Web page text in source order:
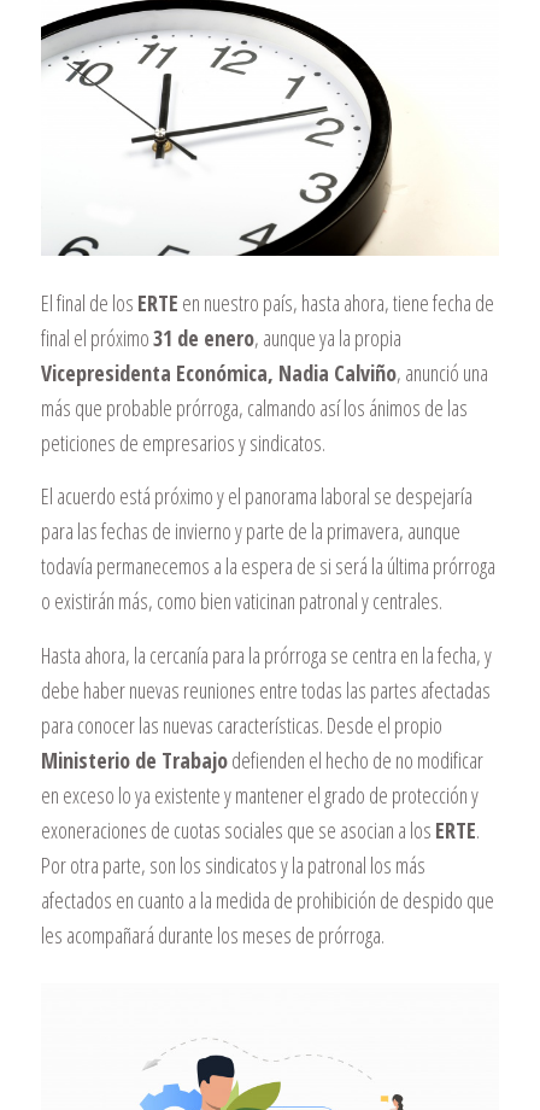
El final de los ERTE en nuestro país, hasta ahora, tiene fecha de
final el próximo31 de enero, aunque ya la propia
Vicepresidenta Económica, Nadia Calviño, anunció una
más que probable prórroga, calmando así los ánimos de las
peticiones de empresarios y sindicatos.
El acuerdo está próximo y el panorama laboral se despejaría
para las fechas de invierno y parte de la primavera, aunque
todavía permanecemos a la espera de si será la última prórroga
o existirán más, como bien vaticinan patronal y centrales.
Hasta ahora, la cercanía para la prórroga se centra en la fecha, y
debe haber nuevas reuniones entre todas las partes afectadas
para conocer las nuevas características. Desde el propio
Ministerio de Trabajodefienden el hecho de no modificar
en exceso lo ya existente y mantener el grado de protección y
exoneraciones de cuotas sociales que se asocian a los ERTE.
Por otra parte, son los sindicatos y la patronal los más
afectados en cuanto a la medida de prohibición de despido que
les acompañará durante los meses de prórroga.